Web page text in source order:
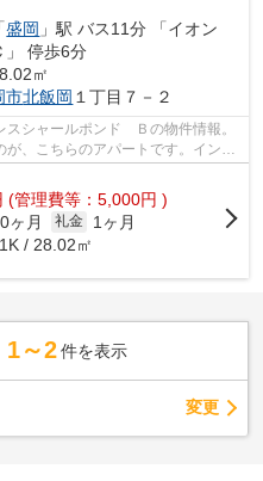
「盛岡 」駅 バス11分 「イオン
」 停歩6分
㎡
市北飯岡 １丁目７－２
スシャールポンド Ｂの物件情報。
、こちらのアパートです。インタ
(管理費等：5,000円 )
0ヶ月 礼金
1ヶ月
/ 28.02㎡
1～2 件を表示
変更